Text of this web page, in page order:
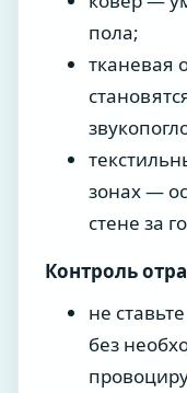
пола;
тканевая
зонах —
стене за
Контроль
не
без